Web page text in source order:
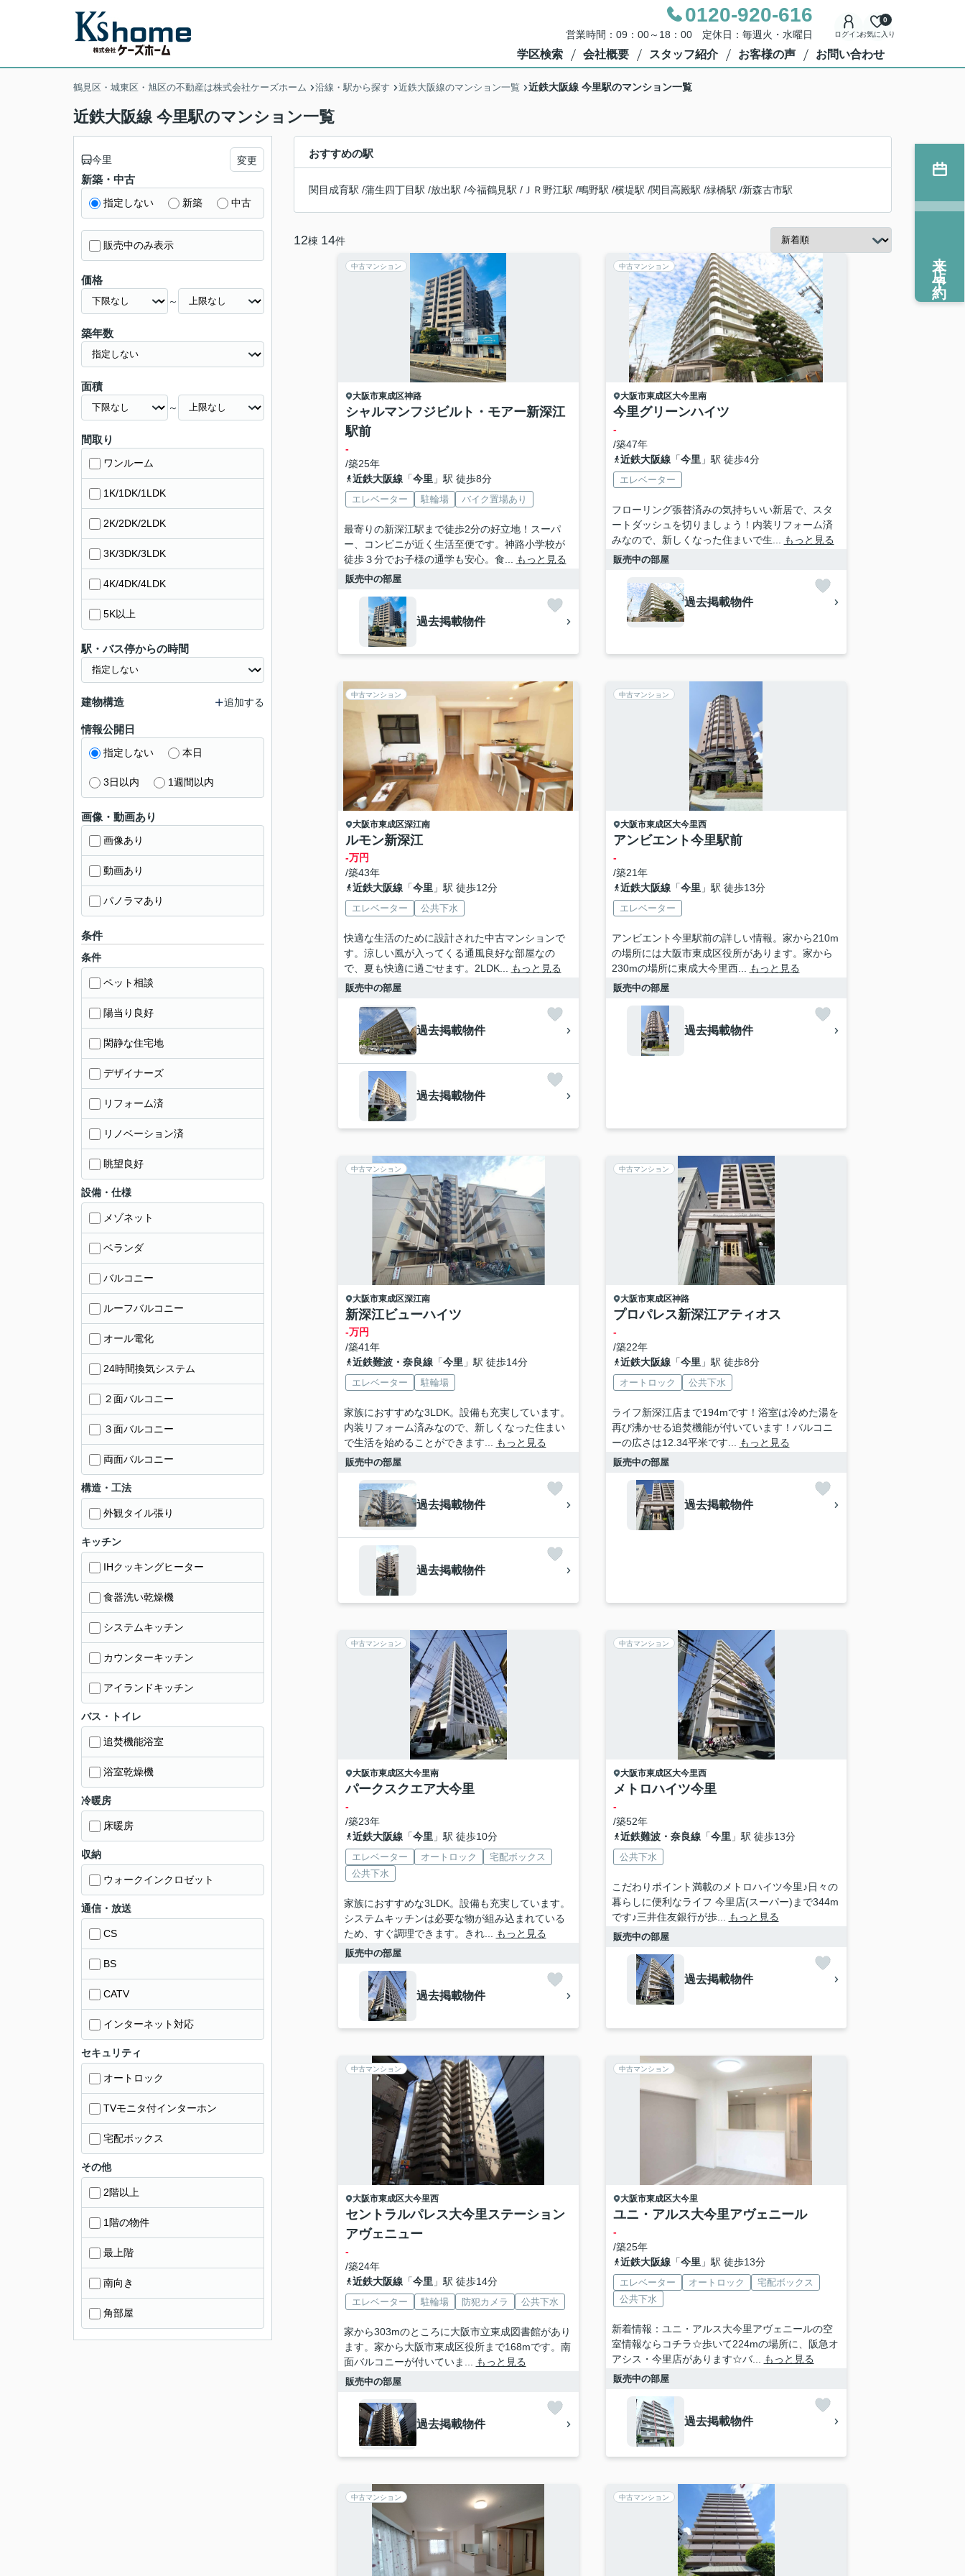
0120-920-616
営業時間：09：00～18：00 定休日：毎週火・水曜日 ログインお気に入り
0
学区検索 会社概要 スタッフ紹介 お客様の声 お問い合わせ
鶴見区・城東区・旭区の不動産は株式会社ケーズホーム 沿線・駅から探す 近鉄大阪線のマンション一覧 近鉄大阪線 今里駅のマンション一覧
近鉄大阪線 今里駅のマンション一覧
おすすめの駅
関目成育駅 /蒲生四丁目駅 /放出駅 /今福鶴見駅 / ＪＲ野江駅 /鴫野駅 /横堤駅 /関目高殿駅 /緑橋駅 /新森古市駅
12棟 14件
中古マンション
大阪市東成区神路
シャルマンフジビルト・モアー新深江
駅前
-
/築25年
近鉄大阪線「今里 」駅 徒歩8分
エレベーター 駐輪場 バイク置場あり
最寄りの新深江駅まで徒歩2分の好立地！スーパ
ー、コンビニが近く生活至便です。神路小学校が
徒歩３分でお子様の通学も安心。食...
もっと見る
販売中の部屋
過去掲載物件
中古マンション
大阪市東成区大今里南
今里グリーンハイツ
-
/築47年
近鉄大阪線「今里 」駅 徒歩4分
エレベーター
フローリング張替済みの気持ちいい新居で、スタ
ートダッシュを切りましょう！内装リフォーム済
みなので、新しくなった住まいで生...
もっと見る
販売中の部屋
過去掲載物件
中古マンション
大阪市東成区深江南
ルモン新深江
-万円
/築43年
近鉄大阪線「今里 」駅 徒歩12分
エレベーター 公共下水
快適な生活のために設計された中古マンションで
す。涼しい風が入ってくる通風良好な部屋なの
で、夏も快適に過ごせます。2LDK...
もっと見る
販売中の部屋
過去掲載物件
過去掲載物件
中古マンション
大阪市東成区大今里西
アンビエント今里駅前
-
/築21年
近鉄大阪線「今里 」駅 徒歩13分
エレベーター
アンビエント今里駅前の詳しい情報。家から210m
の場所には大阪市東成区役所があります。家から
230mの場所に東成大今里西...
もっと見る
販売中の部屋
過去掲載物件
中古マンション
大阪市東成区深江南
新深江ビューハイツ
-万円
/築41年
近鉄難波・奈良線「今里 」駅 徒歩14分
エレベーター 駐輪場
家族におすすめな3LDK。設備も充実しています。
内装リフォーム済みなので、新しくなった住まい
で生活を始めることができます...
もっと見る
販売中の部屋
過去掲載物件
過去掲載物件
中古マンション
大阪市東成区神路
プロパレス新深江アティオス
-
/築22年
近鉄大阪線「今里 」駅 徒歩8分
オートロック 公共下水
ライフ新深江店まで194mです！浴室は冷めた湯を
再び沸かせる追焚機能が付いています！バルコニ
ーの広さは12.34平米です...
もっと見る
販売中の部屋
過去掲載物件
中古マンション
大阪市東成区大今里南
パークスクエア大今里
-
/築23年
近鉄大阪線「今里 」駅 徒歩10分
エレベーター オートロック
宅配ボックス
公共下水
家族におすすめな3LDK。設備も充実しています。
システムキッチンは必要な物が組み込まれている
ため、すぐ調理できます。きれ...
もっと見る
販売中の部屋
過去掲載物件
中古マンション
大阪市東成区大今里西
メトロハイツ今里
-
/築52年
近鉄難波・奈良線「今里 」駅 徒歩13分
公共下水
こだわりポイント満載のメトロハイツ今里♪日々の
暮らしに便利なライフ 今里店(スーパー)まで344m
です♪三井住友銀行が歩...
もっと見る
販売中の部屋
過去掲載物件
中古マンション
大阪市東成区大今里西
セントラルパレス大今里ステーション
アヴェニュー
-
/築24年
近鉄大阪線「今里 」駅 徒歩14分
エレベーター 駐輪場 防犯カメラ 公共下水
家から303mのところに大阪市立東成図書館があり
ます。家から大阪市東成区役所まで168mです。南
面バルコニーが付いていま...
もっと見る
販売中の部屋
過去掲載物件
中古マンション
大阪市東成区大今里
ユニ・アルス大今里アヴェニール
-
/築25年
近鉄大阪線「今里 」駅 徒歩13分
エレベーター オートロック
宅配ボックス
公共下水
新着情報：ユニ・アルス大今里アヴェニールの空
室情報ならコチラ☆歩いて224mの場所に、阪急オ
アシス・今里店があります☆バ...
もっと見る
販売中の部屋
過去掲載物件
中古マンション 中古マンション
今里 変更
新築・中古
指定しない 新築 中古
販売中のみ表示
価格
～
築年数
面積
～
間取り
ワンルーム
1K/1DK/1LDK
2K/2DK/2LDK
3K/3DK/3LDK
4K/4DK/4LDK
5K以上
駅・バス停からの時間
建物構造 追加する
情報公開日
指定しない 本日
3日以内 1週間以内
画像・動画あり
画像あり
動画あり
パノラマあり
条件
条件
ペット相談
陽当り良好
閑静な住宅地
デザイナーズ
リフォーム済
リノベーション済
眺望良好
設備・仕様
メゾネット
ベランダ
バルコニー
ルーフバルコニー
オール電化
24時間換気システム
２面バルコニー
３面バルコニー
両面バルコニー
構造・工法
外観タイル張り
キッチン
IHクッキングヒーター
食器洗い乾燥機
システムキッチン
カウンターキッチン
アイランドキッチン
バス・トイレ
追焚機能浴室
浴室乾燥機
冷暖房
床暖房
収納
ウォークインクロゼット
通信・放送
CS
BS
CATV
インターネット対応
セキュリティ
オートロック
TVモニタ付インターホン
宅配ボックス
その他
2階以上
1階の物件
最上階
南向き
角部屋
来店予約